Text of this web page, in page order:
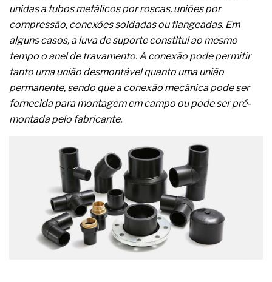
unidas a tubos metálicos por roscas, uniões por
compressão, conexões soldadas ou flangeadas. Em
alguns casos, a luva de suporte constitui ao mesmo
tempo o anel de travamento. A conexão pode permitir
tanto uma união desmontável quanto uma união
permanente, sendo que a conexão mecânica pode ser
fornecida para montagem em campo ou pode ser pré-
montada pelo fabricante.